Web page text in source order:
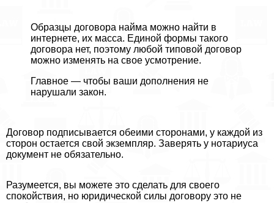
Образцы договора найма можно найти в
интернете, их масса. Единой формы такого
договора нет, поэтому любой типовой договор
можно изменять на свое усмотрение.
Главное — чтобы ваши дополнения не
нарушали закон.
Договор подписывается обеими сторонами, у каждой из
сторон остается свой экземпляр. Заверять у нотариуса
документ не обязательно.
Разумеется, вы можете это сделать для своего
спокойствия, но юридической силы договору это не